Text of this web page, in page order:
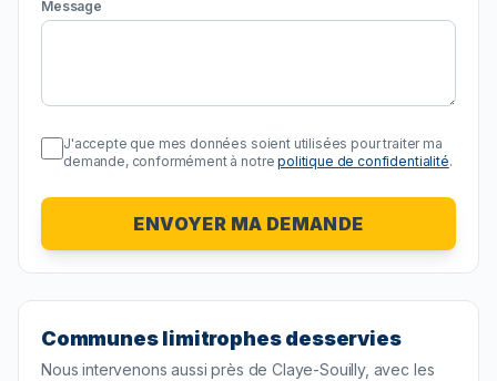
Message
J'accepte que mes données soient utilisées pour traiter ma
demande, conformément à notre politique de confidentialité.
ENVOYER MA DEMANDE
Communes limitrophes desservies
Nous intervenons aussi près deClaye-Souilly, avec les